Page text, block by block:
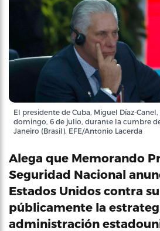
El presidente de Cuba, Miguel Díaz-
domingo, 6 de julio, durante la cumbre
Janeiro (Brasil). EFE/Antonio Lacerda
Alega que Memorando
Seguridad Nacional
Estados Unidos contra
públicamente la
administración